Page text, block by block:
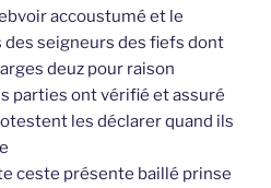
accoustumé et le
seigneurs des fiefs dont
deuz pour raison
parties ont vérifié et assuré
les déclarer quand ils
ceste présente baillé prinse